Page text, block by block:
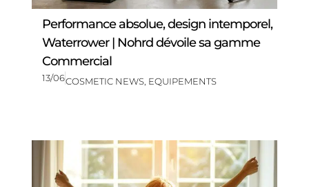
Performance absolue, design intemporel,
Waterrower | Nohrd dévoile sa gamme
Commercial
13/06COSMETIC NEWS, EQUIPEMENTS